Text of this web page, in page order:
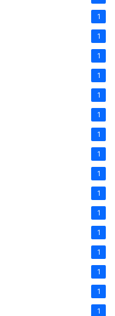
1
1
1
1
1
1
1
1
1
1
1
1
1
1
1
1